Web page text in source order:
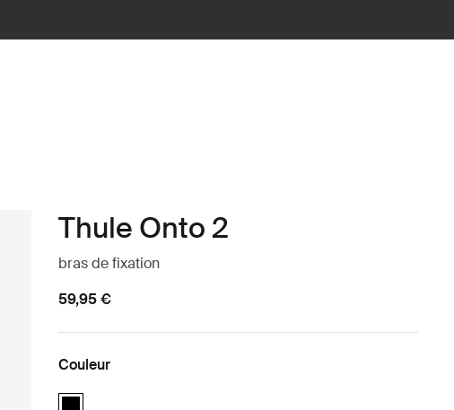
Thule Onto 2
bras de fixation
59,95 €
Couleur
Thule Onto 2 bike arm Noir (selected)